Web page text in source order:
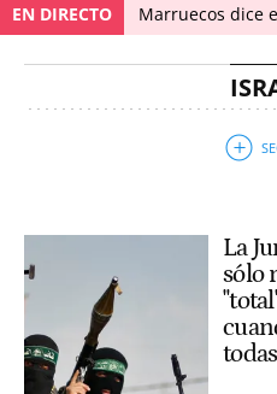
EN DIRECTO Marruecos dice
La
sólo